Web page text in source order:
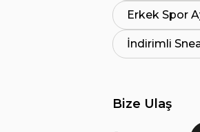
Erkek Spor
İndirimli
Bize Ulaş